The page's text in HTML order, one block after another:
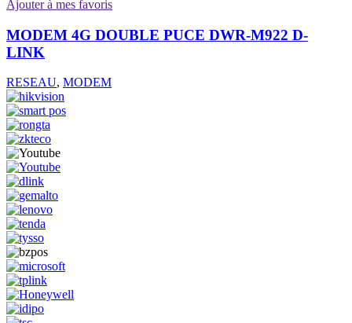
Ajouter à mes favoris
MODEM 4G DOUBLE PUCE DWR-M922 D-
LINK
RESEAU, MODEM